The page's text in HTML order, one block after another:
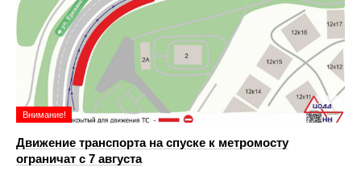
Внимание!
Движение транспорта на спуске к метромосту
ограничат с 7 августа